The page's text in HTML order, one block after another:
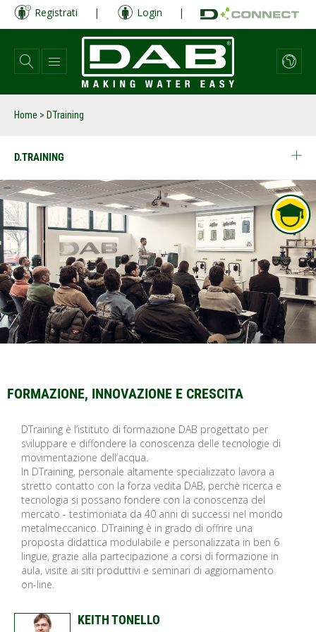
Salta
contenuto
principale
Registrati | Login |
Home > DTraining
D.TRAINING
FORMAZIONE, INNOVAZIONE E CRESCITA
DTraining è l’istituto di formazione DAB progettato per
sviluppare e diffondere la conoscenza delle tecnologie di
movimentazione dell’acqua.
In DTraining, personale altamente specializzato lavora a
stretto contatto con la forza vedita DAB, perchè ricerca e
tecnologia si possano fondere con la conoscenza del
mercato - testimoniata da 40 anni di successi nel mondo
metalmeccanico. DTraining è in grado di offrire una
proposta didattica modulabile e personalizzata in ben 6
lingue, grazie alla partecipazione a corsi di formazione in
aula, visite ai siti produttivi e seminari di aggiornamento
on-line.
KEITH TONELLO